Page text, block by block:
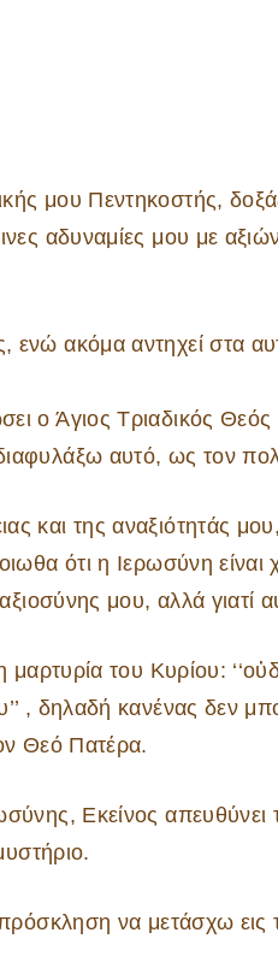
μου Πεντηκοστής,
αδυναμίες μου με
ακόμα αντηχεί στα
ο Άγιος Τριαδικός
αυτό, ως τον
και της αναξιότητάς
ότι η Ιερωσύνη
μου, αλλά γιατί
του Κυρίου:
, δηλαδή κανένας δεν
Θεό Πατέρα.
Εκείνος απευθύνει
να μετάσχω εις